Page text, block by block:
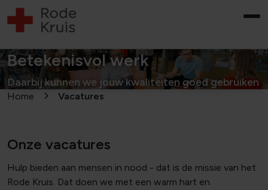
Betekenisvol werk
Daarbij kunnen we jouw kwaliteiten goed gebruiken
Home Vacatures
Onze vacatures
Hulp bieden aan mensen in nood - dat is de missie van het
Rode Kruis. Dat doen we met een warm hart en